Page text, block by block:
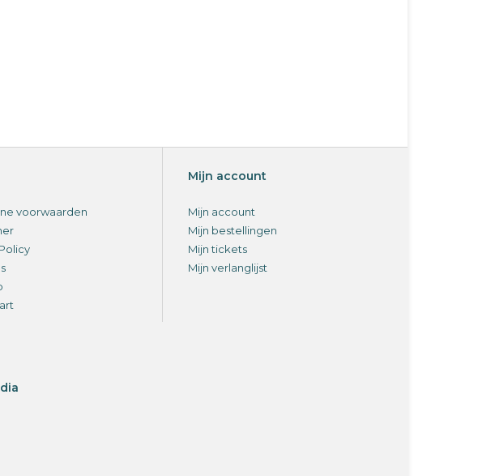
voorwaarden
Mijn account
Mijn account
Mijn bestellingen
Mijn tickets
Mijn verlanglijst